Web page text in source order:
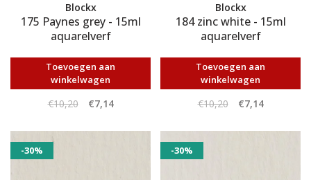
Blockx
175 Paynes grey - 15ml
aquarelverf
Toevoegen aan
winkelwagen
€10,20 €7,14
Blockx
184 zinc white - 15ml
aquarelverf
Toevoegen aan
winkelwagen
€10,20 €7,14
-30% -30%